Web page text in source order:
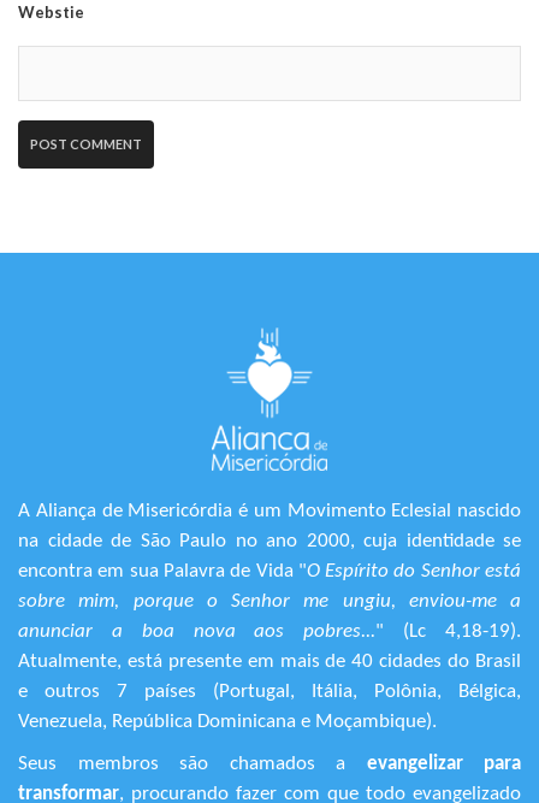
Webstie
A Aliança de Misericórdia é um Movimento Eclesial nascido
na cidade de São Paulo no ano 2000, cuja identidade se
encontra em sua Palavra de Vida "O Espírito do Senhor está
sobre mim, porque o Senhor me ungiu, enviou-me a
anunciar a boa nova aos pobres..." (Lc 4,18-19).
Atualmente, está presente em mais de 40 cidades do Brasil
e outros 7 países (Portugal, Itália, Polônia, Bélgica,
Venezuela, República Dominicana e Moçambique).
Seus membros são chamados a evangelizar para
transformar, procurando fazer com que todo evangelizado